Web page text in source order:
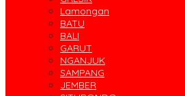
Lamongan
BATU
BALI
GARUT
NGANJUK
SAMPANG
JEMBER